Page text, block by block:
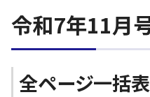
令和7年11月
全ページ一括